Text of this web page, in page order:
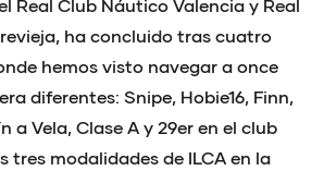
Real Club Náutico Valencia y Real
ha concluido tras cuatro
hemos visto navegar a once
diferentes: Snipe, Hobie16, Finn,
a Vela, Clase A y 29er en el club
tres modalidades de ILCA en la